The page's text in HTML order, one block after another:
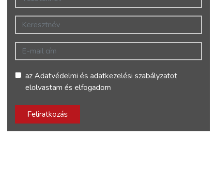
Keresztnév
E-mail cím
azAdatvédelmi és adatkezelési szabályzatot
elolvastam és elfogadom
Feliratkozás